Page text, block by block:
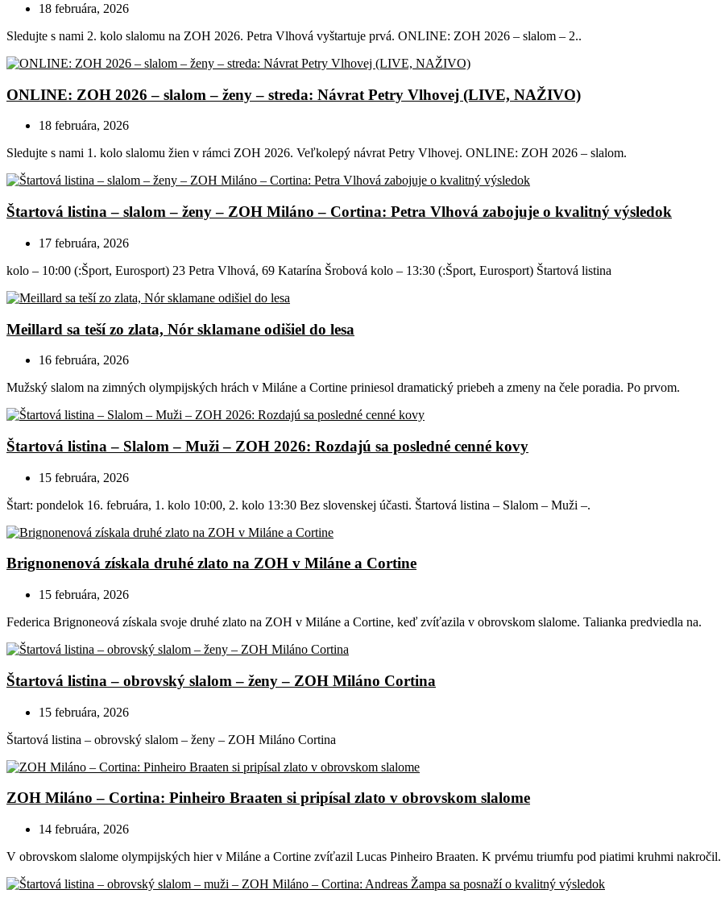
18 februára, 2026
Sledujte s nami 2. kolo slalomu na ZOH 2026. Petra Vlhová vyštartuje prvá. ONLINE: ZOH 2026 – slalom – 2..
ONLINE: ZOH 2026 – slalom – ženy – streda: Návrat Petry Vlhovej (LIVE, NAŽIVO)
18 februára, 2026
Sledujte s nami 1. kolo slalomu žien v rámci ZOH 2026. Veľkolepý návrat Petry Vlhovej. ONLINE: ZOH 2026 – slalom.
Štartová listina – slalom – ženy – ZOH Miláno – Cortina: Petra Vlhová zabojuje o kvalitný výsledok
17 februára, 2026
kolo – 10:00 (:Šport, Eurosport) 23 Petra Vlhová, 69 Katarína Šrobová kolo – 13:30 (:Šport, Eurosport) Štartová listina
Meillard sa teší zo zlata, Nór sklamane odišiel do lesa
16 februára, 2026
Mužský slalom na zimných olympijských hrách v Miláne a Cortine priniesol dramatický priebeh a zmeny na čele poradia. Po prvom.
Štartová listina – Slalom – Muži – ZOH 2026: Rozdajú sa posledné cenné kovy
15 februára, 2026
Štart: pondelok 16. februára, 1. kolo 10:00, 2. kolo 13:30 Bez slovenskej účasti. Štartová listina – Slalom – Muži –.
Brignonenová získala druhé zlato na ZOH v Miláne a Cortine
15 februára, 2026
Federica Brignoneová získala svoje druhé zlato na ZOH v Miláne a Cortine, keď zvíťazila v obrovskom slalome. Talianka predviedla na.
Štartová listina – obrovský slalom – ženy – ZOH Miláno Cortina
15 februára, 2026
Štartová listina – obrovský slalom – ženy – ZOH Miláno Cortina
ZOH Miláno – Cortina: Pinheiro Braaten si pripísal zlato v obrovskom slalome
14 februára, 2026
V obrovskom slalome olympijských hier v Miláne a Cortine zvíťazil Lucas Pinheiro Braaten. K prvému triumfu pod piatimi kruhmi nakročil.